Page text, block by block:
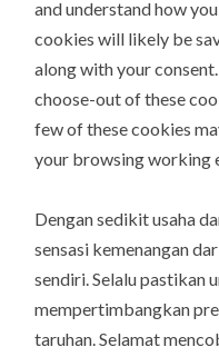
and understand how
cookies will likely be
along with your
choose-out of these
few of these cookies
your browsing working
Dengan sedikit usaha
sensasi kemenangan
sendiri. Selalu pastikan
mempertimbangkan
taruhan. Selamat